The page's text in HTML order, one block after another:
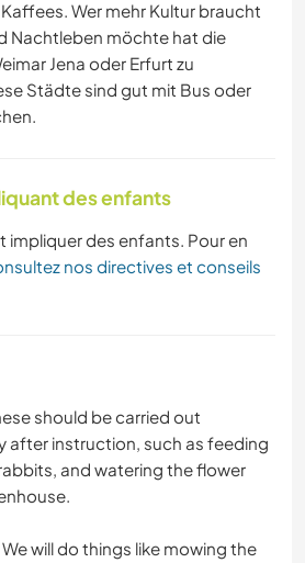
Wer mehr Kultur braucht
Nachtleben möchte hat die
Jena oder Erfurt zu
Städte sind gut mit Bus oder
des enfants
impliquer des enfants. Pour en
nos directives et conseils
should be carried out
after instruction, such as feeding
and watering the flower
will do things like mowing the